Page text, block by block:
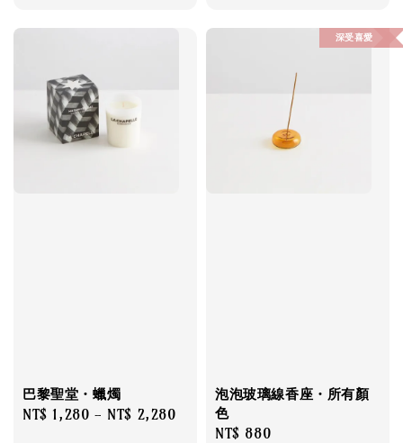
巴黎聖堂・蠟燭
Regular
NT$ 1,280 - NT$ 2,280
深受喜愛
泡泡玻璃線香座・所有顏
色
Regular
NT$ 880